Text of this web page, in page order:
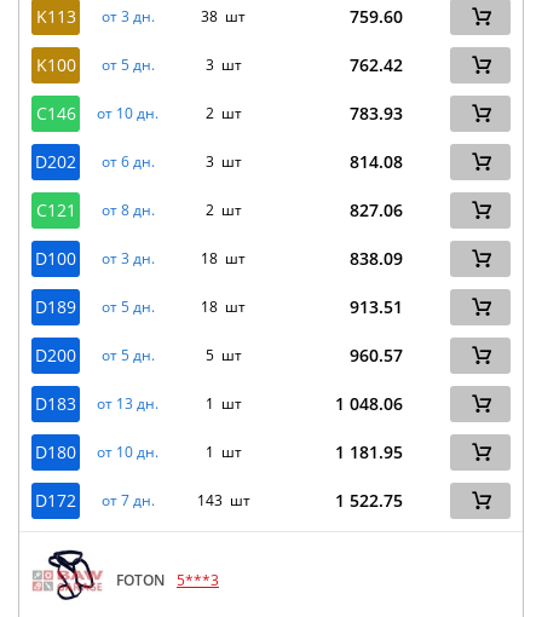
K113 от 3 дн. 38 шт 759.60
K100 от 5 дн. 3 шт 762.42
C146 от 10 дн. 2 шт 783.93
D202 от 6 дн. 3 шт 814.08
C121 от 8 дн. 2 шт 827.06
D100 от 3 дн. 18 шт 838.09
D189 от 5 дн. 18 шт 913.51
D200 от 5 дн. 5 шт 960.57
D183 от 13 дн. 1 шт 1 048.06
D180 от 10 дн. 1 шт 1 181.95
D172 от 7 дн. 143 шт 1 522.75
FOTON 5***3